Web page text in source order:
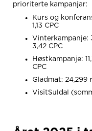
prioriterte kampanjar:
Kurs og
1,13 CPC
Vinterkampanje:
3,42 CPC
Høstkampanje:
CPC
Gladmat: 24,299
VisitSuldal